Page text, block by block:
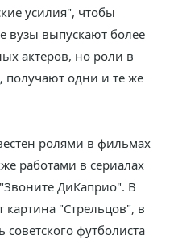
усилия", чтобы
вузы выпускают более
актеров, но роли в
получают одни и те же
ролями в фильмах
работами в сериалах
ДиКаприо". В
"Стрельцов", в
футболиста